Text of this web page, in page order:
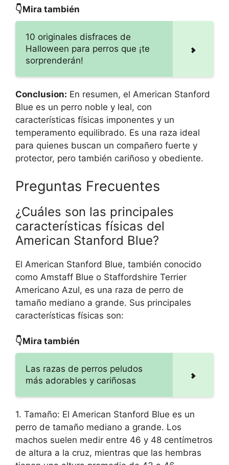
👇Mira también
10 originales disfraces de
Halloween para perros que ¡te
sorprenderán!
Conclusion: En resumen, el American Stanford
Blue es un perro noble y leal, con
características físicas imponentes y un
temperamento equilibrado. Es una raza ideal
para quienes buscan un compañero fuerte y
protector, pero también cariñoso y obediente.
Preguntas Frecuentes
¿Cuáles son las principales
características físicas del
American Stanford Blue?
El American Stanford Blue, también conocido
como Amstaff Blue o Staffordshire Terrier
Americano Azul, es una raza de perro de
tamaño mediano a grande. Sus principales
características físicas son:
👇Mira también
Las razas de perros peludos
más adorables y cariñosas
1. Tamaño: El American Stanford Blue es un
perro de tamaño mediano a grande. Los
machos suelen medir entre 46 y 48 centímetros
de altura a la cruz, mientras que las hembras